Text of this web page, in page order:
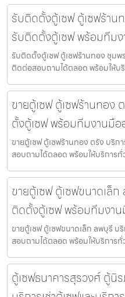
รับติดตั้งตู้เซฟ ตู้เซฟร้าน
รับติดตั้งตู้เซฟ พร้อมทีม
รับติดตั้งตู้เซฟ ตู้เซฟร้านทอง ชุม
ติดต่อสอบถามได้ตลอด พร้อมให้บ
ขายตู้เซฟ ตู้เซฟร้านทอง
ตั้งตู้เซฟ พร้อมทีมงานมือ
ขายตู้เซฟ ตู้เซฟร้านทอง ตรัง บริ
สอบถามได้ตลอด พร้อมให้บริการทั่
ขายตู้เซฟ ตู้เซฟขนาดเล็
ติดตั้งตู้เซฟ พร้อมทีมงา
ขายตู้เซฟ ตู้เซฟขนาดเล็ก ลพบุรี
สอบถามได้ตลอด พร้อมให้บริการทั่
ตู้เซฟธนาคารสุรวงศ์ ตู้นิ